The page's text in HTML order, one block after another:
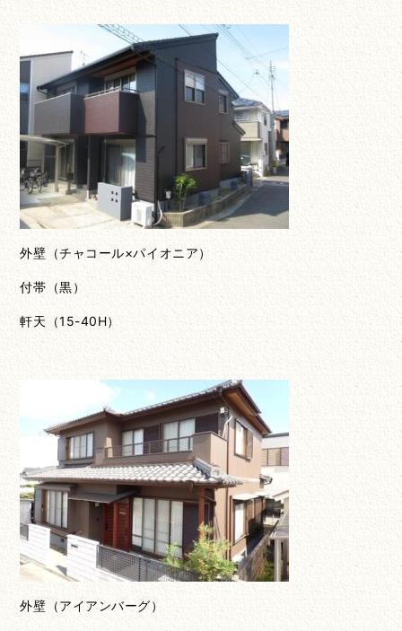
外壁（チャコール×パイオニア）
付帯（黒）
軒天（15-40H）
外壁（アイアンバーグ）